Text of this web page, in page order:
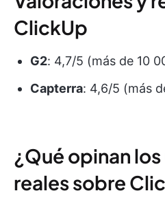
ClickUp
G2: 4,7/5 (más de 10
Capterra: 4,6/5 (más
¿Qué opinan
reales sobre